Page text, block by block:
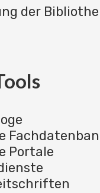
der
Portale